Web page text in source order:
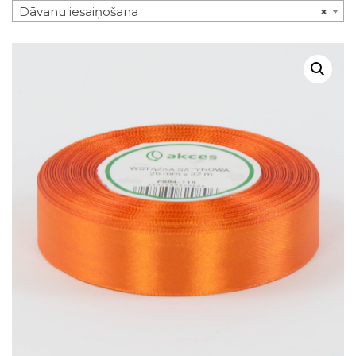
×
Dāvanu iesaiņošana